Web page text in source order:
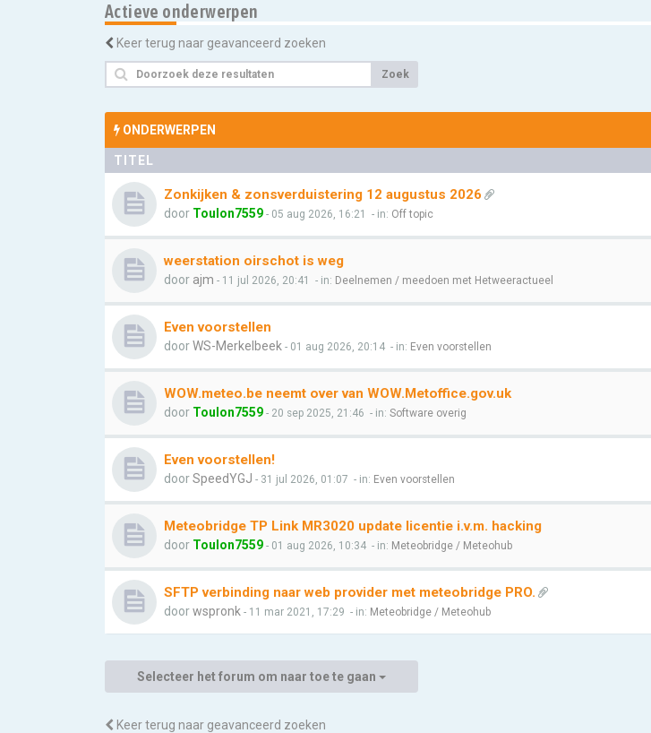
Actieve onderwerpen
Keer terug naar geavanceerd zoeken
Zoek
ONDERWERPEN
TITEL
Zonkijken & zonsverduistering 12 augustus 2026
door Toulon7559 - 05 aug 2026, 16:21 - in: Off topic
weerstation oirschot is weg
door ajm - 11 jul 2026, 20:41 - in: Deelnemen / meedoen met Hetweeractueel
Even voorstellen
doorWS-Merkelbeek - 01 aug 2026, 20:14 - in: Even voorstellen
WOW.meteo.be neemt over van WOW.Metoffice.gov.uk
door Toulon7559 - 20 sep 2025, 21:46 - in: Software overig
Even voorstellen!
doorSpeedYGJ - 31 jul 2026, 01:07 - in: Even voorstellen
Meteobridge TP Link MR3020 update licentie i.v.m. hacking
door Toulon7559 - 01 aug 2026, 10:34 - in: Meteobridge / Meteohub
SFTP verbinding naar web provider met meteobridge PRO.
doorwspronk - 11 mar 2021, 17:29 - in: Meteobridge / Meteohub
Selecteer het forum om naar toe te gaan
Keer terug naar geavanceerd zoeken